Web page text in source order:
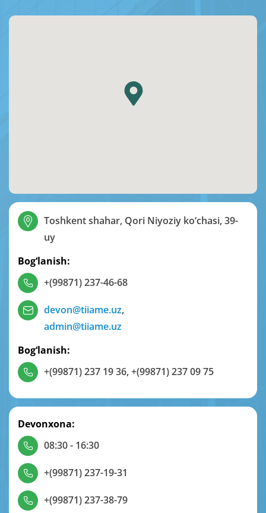
Toshkent shahar, Qori Niyoziy ko‘chasi, 39-
uy
Bog‘lanish:
+(99871) 237-46-68
devon@tiiame.uz,
admin@tiiame.uz
Bog‘lanish:
+(99871) 237 19 36,+(99871) 237 09 75
Devonxona:
08:30 - 16:30
+(99871) 237-19-31
+(99871) 237-38-79